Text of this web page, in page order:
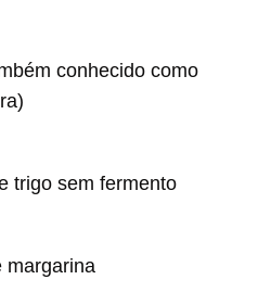
conhecido como
trigo sem fermento
margarina